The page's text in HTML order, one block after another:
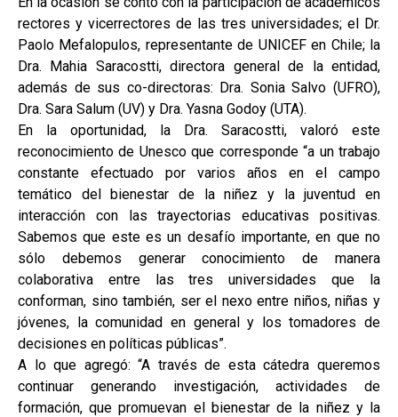
rectores y vicerrectores de las tres universidades; el Dr.
Paolo Mefalopulos, representante de UNICEF en Chile; la
Dra. Mahia Saracostti, directora general de la entidad,
además de sus co-directoras: Dra. Sonia Salvo (UFRO),
Dra. Sara Salum (UV) y Dra. Yasna Godoy (UTA).
En la oportunidad, la Dra. Saracostti, valoró este
reconocimiento de Unesco que corresponde “a un trabajo
constante efectuado por varios años en el campo
temático del bienestar de la niñez y la juventud en
interacción con las trayectorias educativas positivas.
Sabemos que este es un desafío importante, en que no
sólo debemos generar conocimiento de manera
colaborativa entre las tres universidades que la
conforman, sino también, ser el nexo entre niños, niñas y
jóvenes, la comunidad en general y los tomadores de
decisiones en políticas públicas”.
A lo que agregó: “A través de esta cátedra queremos
continuar generando investigación, actividades de
formación, que promuevan el bienestar de la niñez y la